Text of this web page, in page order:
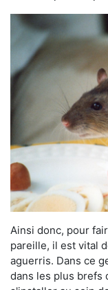
Ainsi donc, pour
pareille, il est vital
aguerris. Dans ce
dans les plus brefs